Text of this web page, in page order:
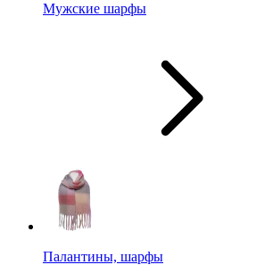
Мужские шарфы
Палантины, шарфы